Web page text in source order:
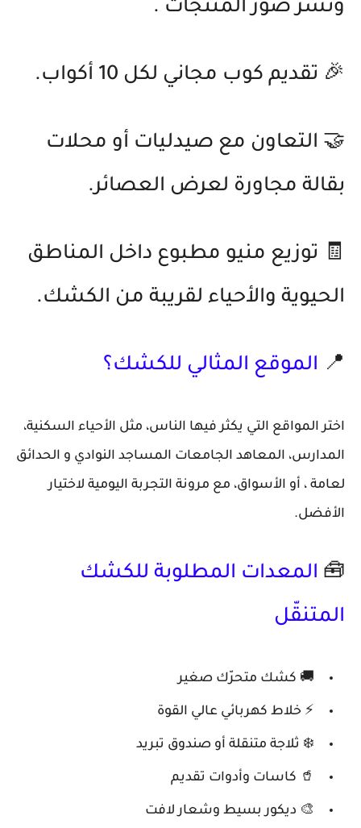
ونشر صور المنتجات .
🎉 تقديم كوب مجاني لكل 10 أكواب.
🤝 التعاون مع صيدليات أو محلات
بقالة مجاورة لعرض العصائر.
🧾 توزيع منيو مطبوع داخل المناطق
الحيوية والأحياء لقريبة من الكشك.
📍 الموقع المثالي للكشك؟
اختر المواقع التي يكثر فيها الناس، مثل الأحياء السكنية،
المدارس، المعاهد الجامعات المساجد النوادي و الحدائق
لعامة ، أو الأسواق، مع مرونة التجربة اليومية لاختيار
الأفضل.
🧰 المعدات المطلوبة للكشك
المتنقّل
🚚 كشك متحرّك صغير
⚡ خلاط كهربائي عالي القوة
❄️ ثلاجة متنقلة أو صندوق تبريد
🥤 كاسات وأدوات تقديم
🎨 ديكور بسيط وشعار لافت